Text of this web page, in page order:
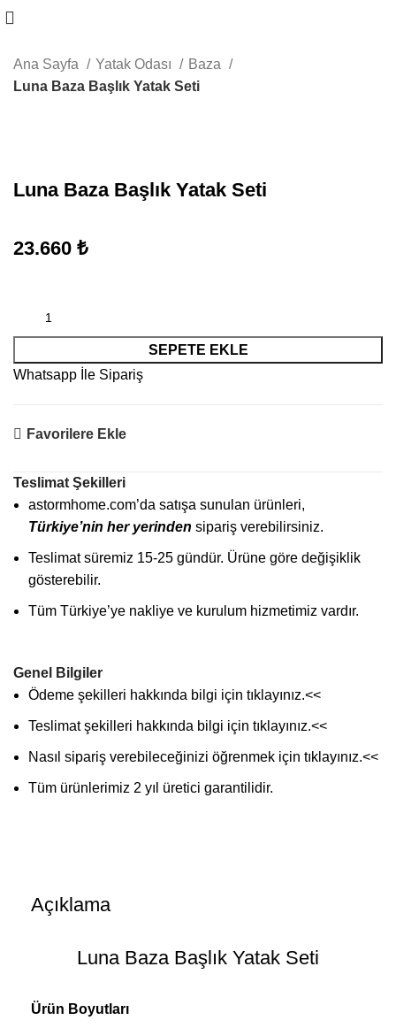
Ana Sayfa Yatak Odası
Baza
Luna Baza Başlık Yatak Seti
Luna Baza Başlık Yatak Seti
23.660 ₺
SEPETE EKLE
Whatsapp İle Sipariş
Favorilere Ekle
Teslimat Şekilleri
astormhome.com’da satışa sunulan ürünleri,
Türkiye’nin her yerinden sipariş verebilirsiniz.
Teslimat süremiz 15-25 gündür. Ürüne göre değişiklik
gösterebilir.
Tüm Türkiye’ye nakliye ve kurulum hizmetimiz vardır.
Genel Bilgiler
Ödeme şekilleri hakkında bilgi için tıklayınız.<<
Teslimat şekilleri hakkında bilgi için tıklayınız.<<
Nasıl sipariş verebileceğinizi öğrenmek için tıklayınız.<<
Tüm ürünlerimiz 2 yıl üretici garantilidir.
Açıklama
Luna Baza Başlık Yatak Seti
Ürün Boyutları